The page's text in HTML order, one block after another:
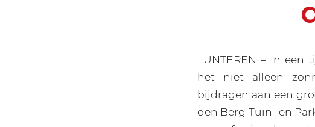
LUNTEREN – In
het niet alleen
bijdragen aan een
den Berg Tuin- en